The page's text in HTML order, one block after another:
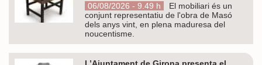
06/08/2026 - 9.49 h
El mobiliari és un
conjunt representatiu de l'obra de Masó
dels anys vint, en plena maduresa del
noucentisme.
L’Ajuntament de Girona presenta el